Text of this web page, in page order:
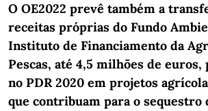
O OE2022 prevê também a
receitas próprias do Fundo
Instituto de Financiamento da
Pescas, até 4,5 milhões de euros,
no PDR 2020 em projetos
que contribuam para o sequestro